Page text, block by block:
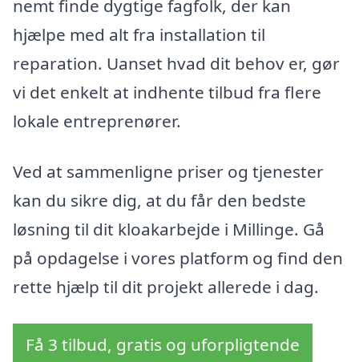
nemt finde dygtige fagfolk, der kan
hjælpe med alt fra installation til
reparation. Uanset hvad dit behov er, gør
vi det enkelt at indhente tilbud fra flere
lokale entreprenører.
Ved at sammenligne priser og tjenester
kan du sikre dig, at du får den bedste
løsning til dit kloakarbejde i Millinge. Gå
på opdagelse i vores platform og find den
rette hjælp til dit projekt allerede i dag.
Få 3 tilbud, gratis og uforpligtende